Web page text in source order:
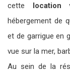
cette
hébergement de
et de garrigue en
vue sur la mer,
Au sein de la